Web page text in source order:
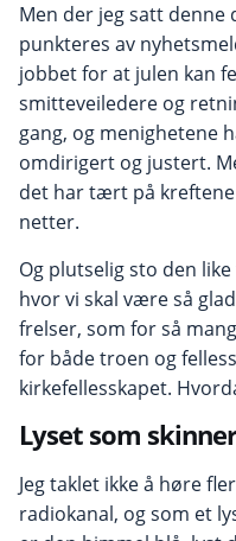
Men der jeg satt denne
punkteres av
jobbet for at julen kan
smitteveiledere og
gang, og menighetene
omdirigert og justert.
det har tært på
netter.
Og plutselig sto den
hvor vi skal være så
frelser, som for så
for både troen og
kirke­fellesskapet.
Lyset som
Jeg taklet ikke å høre
radiokanal, og som et